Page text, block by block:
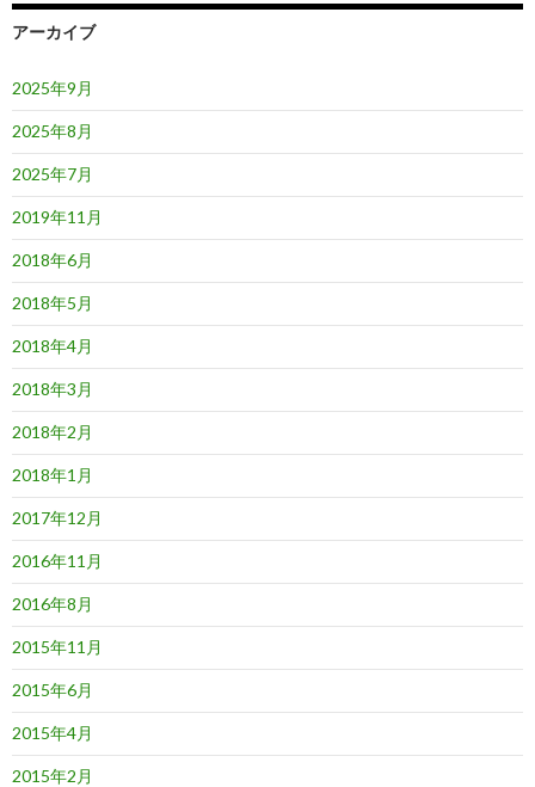
アーカイブ
2025年9月
2025年8月
2025年7月
2019年11月
2018年6月
2018年5月
2018年4月
2018年3月
2018年2月
2018年1月
2017年12月
2016年11月
2016年8月
2015年11月
2015年6月
2015年4月
2015年2月